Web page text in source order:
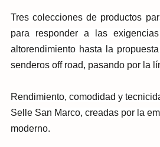
Tres colecciones de productos
para responder a las
altorendimiento hasta la
senderos off road, pasando por la
Rendimiento, comodidad y
Selle San Marco, creadas por la
moderno.